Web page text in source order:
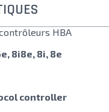
HBA
8i8e, 8i, 8e
controller